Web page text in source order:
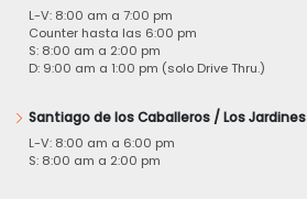
L-V: 8:00 am a 7:00 pm
Counter hasta las 6:00 pm
S: 8:00 am a 2:00 pm
D: 9:00 am a 1:00 pm (solo Drive Thru.)
Santiago de los Caballeros / Los Jardines
L-V: 8:00 am a 6:00 pm
S: 8:00 am a 2:00 pm